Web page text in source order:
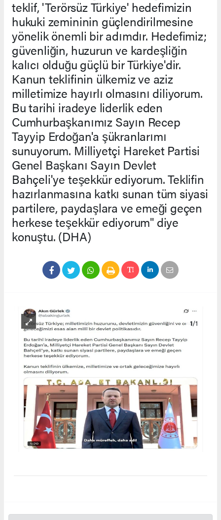
teklif, 'Terörsüz Türkiye' hedefimizin
hukuki zemininin güçlendirilmesine
yönelik önemli bir adımdır. Hedefimiz;
güvenliğin, huzurun ve kardeşliğin
kalıcı olduğu güçlü bir Türkiye'dir.
Kanun teklifinin ülkemiz ve aziz
milletimize hayırlı olmasını diliyorum.
Bu tarihi iradeye liderlik eden
Cumhurbaşkanımız Sayın Recep
Tayyip Erdoğan'a şükranlarımı
sunuyorum. Milliyetçi Hareket Partisi
Genel Başkanı Sayın Devlet
Bahçeli'ye teşekkür ediyorum. Teklifin
hazırlanmasına katkı sunan tüm siyasi
partilere, paydaşlara ve emeği geçen
herkese teşekkür ediyorum" diye
konuştu. (DHA)
1/1